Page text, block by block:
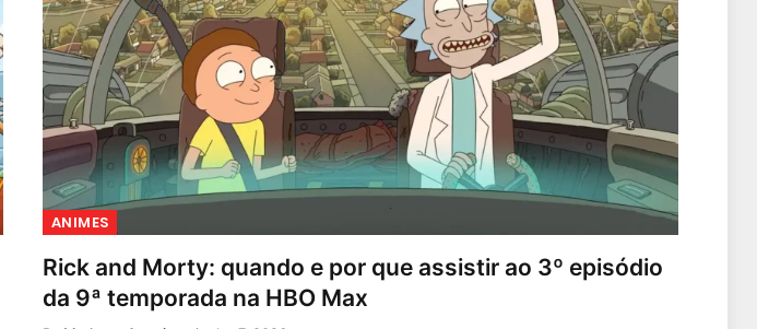
ANIMES
Rick and Morty: quando e por que assistir ao 3º episódio
da 9ª temporada na HBO Max